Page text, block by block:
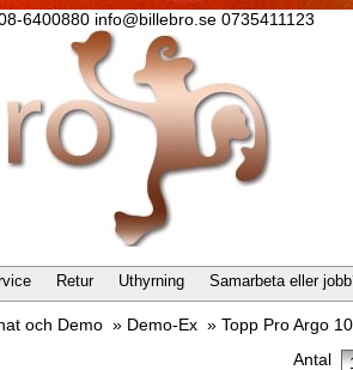
6400880 info@billebro.se 0735411123
Retur Uthyrning Samarbeta eller
och Demo » Demo-Ex »Topp Pro Argo
Antal